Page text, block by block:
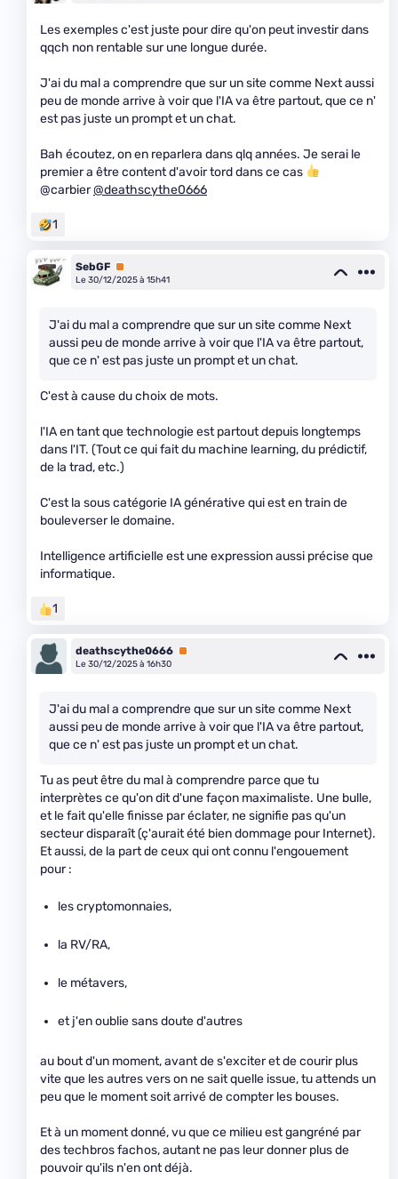
Les exemples c'est juste pour dire qu'on peut investir dans
qqch non rentable sur une longue durée.
J'ai du mal a comprendre que sur un site comme Next aussi
peu de monde arrive à voir que l'IA va être partout, que ce n'
est pas juste un prompt et un chat.
Bah écoutez, on en reparlera dans qlq années. Je serai le
premier a être content d'avoir tord dans ce cas
@carbier@deathscythe0666
1
SebGF Premium
Le 30/12/2025 à 15h41
J'ai du mal a comprendre que sur un site comme Next
aussi peu de monde arrive à voir que l'IA va être partout,
que ce n' est pas juste un prompt et un chat.
C'est à cause du choix de mots.
l'IA en tant que technologie est partout depuis longtemps
dans l'IT. (Tout ce qui fait du machine learning, du prédictif,
de la trad, etc.)
C'est la sous catégorie IA générative qui est en train de
bouleverser le domaine.
Intelligence artificielle est une expression aussi précise que
informatique.
1
deathscythe0666 Premium
Le 30/12/2025 à 16h30
J'ai du mal a comprendre que sur un site comme Next
aussi peu de monde arrive à voir que l'IA va être partout,
que ce n' est pas juste un prompt et un chat.
Tu as peut être du mal à comprendre parce que tu
interprètes ce qu'on dit d'une façon maximaliste. Une bulle,
et le fait qu'elle finisse par éclater, ne signifie pas qu'un
secteur disparaît (ç'aurait été bien dommage pour Internet).
Et aussi, de la part de ceux qui ont connu l'engouement
pour :
les cryptomonnaies,
la RV/RA,
le métavers,
et j'en oublie sans doute d'autres
au bout d'un moment, avant de s'exciter et de courir plus
vite que les autres vers on ne sait quelle issue, tu attends un
peu que le moment soit arrivé de compter les bouses.
Et à un moment donné, vu que ce milieu est gangréné par
des techbros fachos, autant ne pas leur donner plus de
pouvoir qu'ils n'en ont déjà.